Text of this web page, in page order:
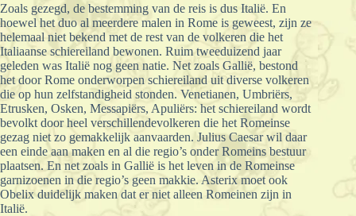
Zoals gezegd, de bestemming van de reis is dus Italië. En
hoewel het duo al meerdere malen in Rome is geweest, zijn ze
helemaal niet bekend met de rest van de volkeren die het
Italiaanse schiereiland bewonen. Ruim tweeduizend jaar
geleden was Italië nog geen natie. Net zoals Gallië, bestond
het door Rome onderworpen schiereiland uit diverse volkeren
die op hun zelfstandigheid stonden. Venetianen, Umbriërs,
Etrusken, Osken, Messapiërs, Apuliërs: het schiereiland wordt
bevolkt door heel verschillendevolkeren die het Romeinse
gezag niet zo gemakkelijk aanvaarden. Julius Caesar wil daar
een einde aan maken en al die regio’s onder Romeins bestuur
plaatsen. En net zoals in Gallië is het leven in de Romeinse
garnizoenen in die regio’s geen makkie. Asterix moet ook
Obelix duidelijk maken dat er niet alleen Romeinen zijn in
Italië.